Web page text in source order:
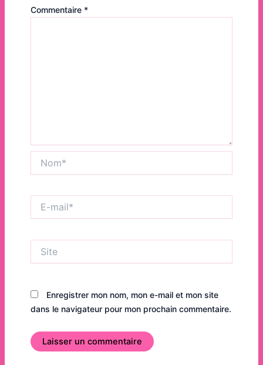
Commentaire *
mail*
Enregistrer mon nom, mon e-mail et mon site
dans le navigateur pour mon prochain commentaire.